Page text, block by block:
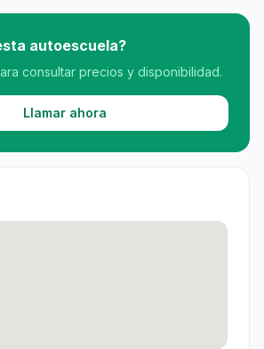
autoescuela?
consultar precios y disponibilidad.
Llamar ahora